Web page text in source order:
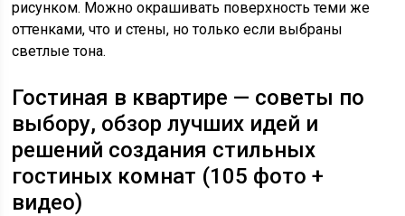
рисунком. Можно окрашивать поверхность теми же
оттенками, что и стены, но только если выбраны
светлые тона.
Гостиная в квартире — советы по
выбору, обзор лучших идей и
решений создания стильных
гостиных комнат (105 фото +
видео)